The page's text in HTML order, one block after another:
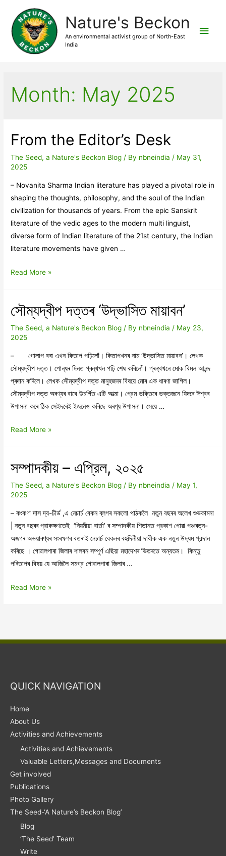
Nature's Beckon
An environmental activist group of North-East
India
Main
Month: May 2025
From the Editor’s Desk
The Seed, a Nature's Beckon Blog / By nbneindia / May 31,
2025
– Novanita Sharma Indian literature has played a pivotal role in
shaping the thoughts, philosophy, and the soul of the Indian
civilization for thousands of years. From the epic Sanskrit
literature of the vedic ages to the modern multi linguist,
diverse form of Indian literature of the 21st century, the Indian
literature movements have given …
From
Desk
Read More »
সৌম্যদ্বীপ দত্তৰ ‘উদ্ভাসিত মায়াবন’
The Seed, a Nature's Beckon Blog / By nbneindia / May 23,
2025
– গোলাপ বৰা এখন কিতাপ পঢ়িলোঁ। কিতাপখনৰ নাম ‘উদ্ভাসিত মায়াবন’। লেখক
সৌম্যদ্বীপ দত্ত। পোন্ধৰ দিনত গ্ৰন্থখন পঢ়ি শেষ কৰিলোঁ। গ্ৰন্থখনে মোক বিমল আনন্দ
প্ৰদান কৰিলে। লেখক সৌম্যদ্বীপ দত্ত মানুহজনৰ বিষয়ে মোৰ এক ধাৰণা জাগিল।
সৌম্যদ্বীপ দত্ত অৰণ্যৰ বাবে উচৰ্গিত এটি আত্মা। প্রেম ভক্তিৰে ভক্তজনে যিদৰে ঈশ্বৰ
উপাসনা কৰে ঠিক সেইদৰেই ইজনেও কৰিছে অৰণ্য উপাসনা। সেয়ে …
সৌম্যদ্বীপ
মায়াবন’
Read More »
সম্পাদকীয় – এপ্রিল, ২০২৫
The Seed, a Nature's Beckon Blog / By nbneindia / May 1,
2025
– কংকণা দাস দ্য-চীর্ড ,এ নেচাৰ্চ বেকন ব্লগৰ সকলো পাঠকলৈ নতুন বছৰৰ অলেখ শুভকামনা
| নতুন বছৰৰ প্রাকক্ষণতেই ‘নিয়মীয়া বাৰ্তা’ ৰ সম্পাদকীয় শিতানত প্রকাশ পোৱা পঞ্চৰত্ন-
অজগৰ অভয়াৰণ্যৰ সংৰক্ষণৰ বতৰাই নেচাৰ্চ বেকনৰ বহুদিনীয়া দাবীক এক নতুন উদ্যম প্রদান
কৰিছে । গোৱালপাৰা জিলাৰ শালবন সম্পূর্ণ এছিয়া মহাদেশৰ ভিতৰতে অন্যতম। কিন্তু
পৰিতাপৰ বিষয় যে আজিলৈ সমগ্র গোৱালপাৰা জিলাৰ …
সম্পাদকীয়
Read More »
QUICK NAVIGATION
Home
About Us
Activities and Achievements
Activities and Achievements
Valuable Letters,Messages and Documents
Get involved
Publications
Photo Gallery
The Seed-‘A Nature’s Beckon Blog’
Blog
‘The Seed’ Team
Write